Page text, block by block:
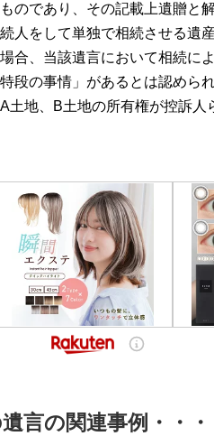
のであり、その記載上遺贈と
人をして単独で相続させる遺
合、当該遺言において相続に
段の事情」があるとは認めら
土地、B土地の所有権が控訴人
言の関連事例・・・